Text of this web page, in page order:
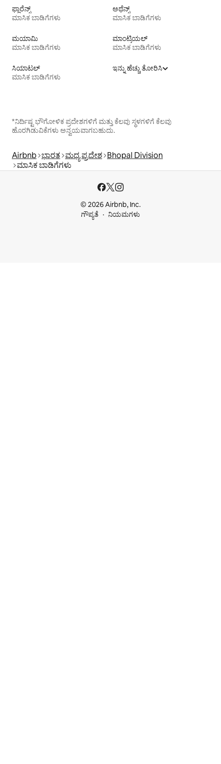
ಫ್ಲಾರೆನ್ಸ್
ಮಾಸಿಕ ಬಾಡಿಗೆಗಳು
ಅಥೆನ್ಸ್
ಮಾಸಿಕ ಬಾಡಿಗೆಗಳು
ಮಯಾಮಿ
ಮಾಸಿಕ ಬಾಡಿಗೆಗಳು
ಮಾಂಟ್ರಿಯಲ್
ಮಾಸಿಕ ಬಾಡಿಗೆಗಳು
ಸಿಯಾಟಲ್
ಮಾಸಿಕ ಬಾಡಿಗೆಗಳು
ಇನ್ನು ಹೆಚ್ಚು ತೋರಿಸಿ
*ನಿರ್ದಿಷ್ಟ ಭೌಗೋಳಿಕ ಪ್ರದೇಶಗಳಿಗೆ ಮತ್ತು ಕೆಲವು ಸ್ಥಳಗಳಿಗೆ ಕೆಲವು
ಹೊರಗಿಡುವಿಕೆಗಳು ಅನ್ವಯವಾಗಬಹುದು.
Airbnb ಭಾರತ ಮಧ್ಯ ಪ್ರದೇಶ Bhopal Division
ಮಾಸಿಕ ಬಾಡಿಗೆಗಳು
© 2026 Airbnb, Inc.
ಗೌಪ್ಯತೆ
ನಿಯಮಗಳು